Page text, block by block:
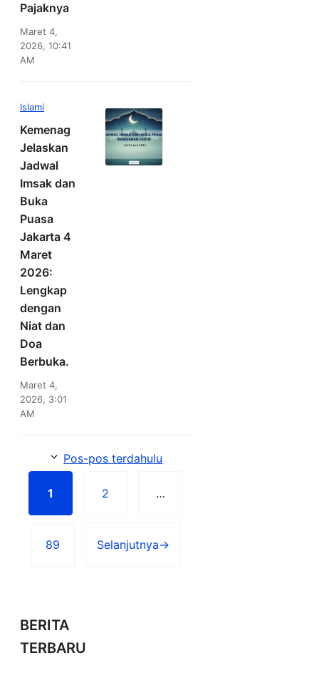
Pajaknya
Maret 4,
2026, 10:41
AM
Islami
Kemenag
Jelaskan
Jadwal
Imsak dan
Buka
Puasa
Jakarta 4
Maret
2026:
Lengkap
dengan
Niat dan
Doa
Berbuka.
Maret 4,
2026, 3:01
AM
Pos-pos terdahulu
Halaman
1
Halaman
2 …
Halaman
89 Selanjutnya→
BERITA
TERBARU